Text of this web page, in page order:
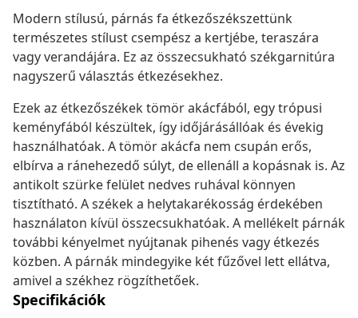
Modern stílusú, párnás fa étkezőszékszettünk
természetes stílust csempész a kertjébe, teraszára
vagy verandájára. Ez az összecsukható székgarnitúra
nagyszerű választás étkezésekhez.
Ezek az étkezőszékek tömör akácfából, egy trópusi
keményfából készültek, így időjárásállóak és évekig
használhatóak. A tömör akácfa nem csupán erős,
elbírva a ránehezedő súlyt, de ellenáll a kopásnak is. Az
antikolt szürke felület nedves ruhával könnyen
tisztítható. A székek a helytakarékosság érdekében
használaton kívül összecsukhatóak. A mellékelt párnák
további kényelmet nyújtanak pihenés vagy étkezés
közben. A párnák mindegyike két fűzővel lett ellátva,
amivel a székhez rögzíthetőek.
Specifikációk